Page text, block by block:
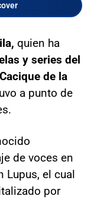
quien ha
y series del
de la
a punto de
de voces en
Lupus, el cual
por